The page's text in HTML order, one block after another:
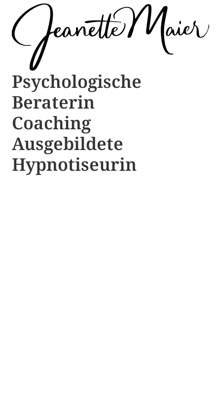
Psychologische ​​
Beraterin
Coaching
Ausgebildete​ ​
Hypnotiseurin